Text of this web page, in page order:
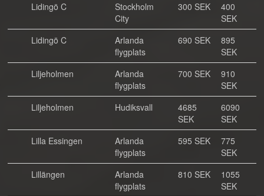
Lidingö C
Stockholm
City
300 SEK
400
SEK
Lidingö C
Arlanda
flygplats
690 SEK
895
SEK
Liljeholmen
Arlanda
flygplats
700 SEK
910
SEK
Liljeholmen
Hudiksvall
4685
SEK
6090
SEK
Lilla Essingen
Arlanda
flygplats
595 SEK
775
SEK
Lillängen
Arlanda
flygplats
810 SEK
1055
SEK